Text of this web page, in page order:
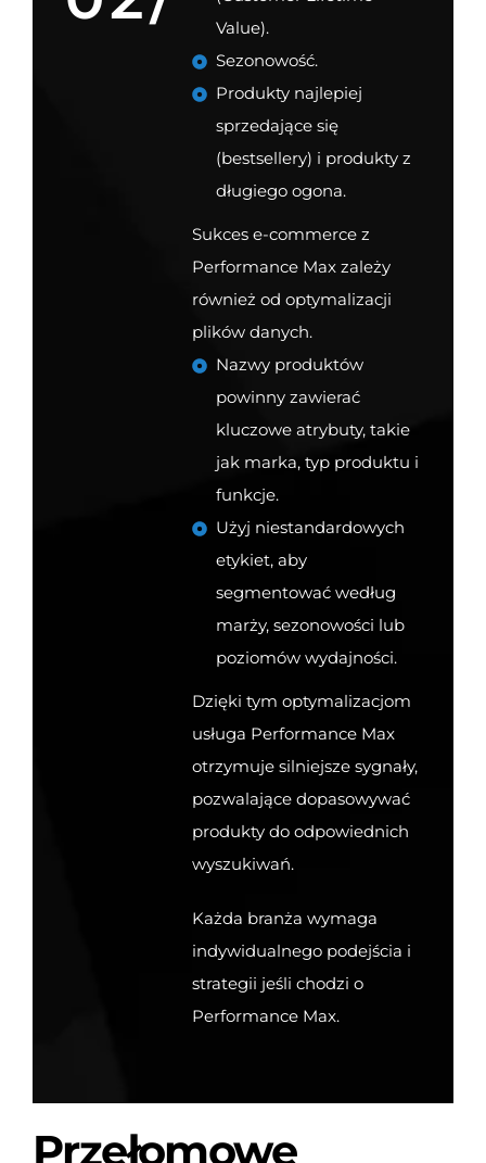
Value).
Sezonowość.
Produkty najlepiej
sprzedające się
(bestsellery) i produkty z
długiego ogona.
Sukces e-commerce z
Performance Max zależy
również od optymalizacji
plików danych.
Nazwy produktów
powinny zawierać
kluczowe atrybuty, takie
jak marka, typ produktu i
funkcje.
Użyj niestandardowych
etykiet, aby
segmentować według
marży, sezonowości lub
poziomów wydajności.
Dzięki tym optymalizacjom
usługa Performance Max
otrzymuje silniejsze sygnały,
pozwalające dopasowywać
produkty do odpowiednich
wyszukiwań.
Każda branża wymaga
indywidualnego podejścia i
strategii jeśli chodzi o
Performance Max.
Przełomowe